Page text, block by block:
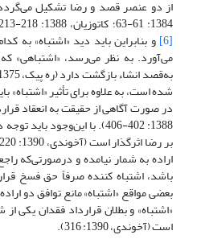
1384: 61-63؛ کاتوزیان، 1388: 218-213؛ شهیدی، 1392: 131-127).
[6] و بنابراین باید دید «اشتباه» به
می‌آورد. به نظر می‌رسد، «اشتباهی»
به‌قصد انشاء بازگشت دارد (ره پیک، 1375: 43)،
شده است، به علاوه برای تأثیر «اشتباه»
در صورت آگاهی از حقیقت به انعقاد
1388: 402-406). با این‌وجود
اراده به شمار نیامده و درصورتی‌که
باشد، اشتباه کننده صرفاً حق فسخ
بعضی مواقع «اشتباه» مانع توافق دو
«اشتباه» و بطلان قرارداد فقدان یکی
است (آخوندی، 1390: 316).